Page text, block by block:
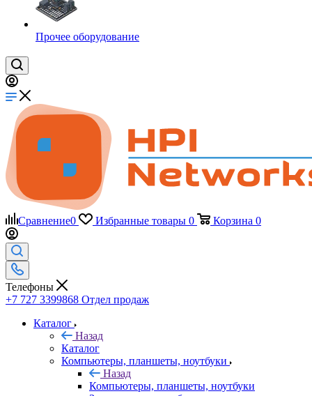
Прочее оборудование
Сравнение0 Избранные товары 0 Корзина 0
Телефоны
+7 727 3399868 Отдел продаж
Каталог
Назад
Каталог
Компьютеры, планшеты, ноутбуки
Назад
Компьютеры, планшеты, ноутбуки